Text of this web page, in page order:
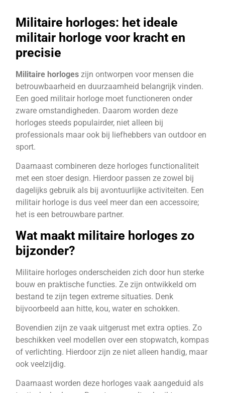
Militaire horloges: het ideale
militair horloge voor kracht en
precisie
Militaire horloges zijn ontworpen voor mensen die
betrouwbaarheid en duurzaamheid belangrijk vinden.
Een goed militair horloge moet functioneren onder
zware omstandigheden. Daarom worden deze
horloges steeds populairder, niet alleen bij
professionals maar ook bij liefhebbers van outdoor en
sport.
Daarnaast combineren deze horloges functionaliteit
met een stoer design. Hierdoor passen ze zowel bij
dagelijks gebruik als bij avontuurlijke activiteiten. Een
militair horloge is dus veel meer dan een accessoire;
het is een betrouwbare partner.
Wat maakt militaire horloges zo
bijzonder?
Militaire horloges onderscheiden zich door hun sterke
bouw en praktische functies. Ze zijn ontwikkeld om
bestand te zijn tegen extreme situaties. Denk
bijvoorbeeld aan hitte, kou, water en schokken.
Bovendien zijn ze vaak uitgerust met extra opties. Zo
beschikken veel modellen over een stopwatch, kompas
of verlichting. Hierdoor zijn ze niet alleen handig, maar
ook veelzijdig.
Daarnaast worden deze horloges vaak aangeduid als